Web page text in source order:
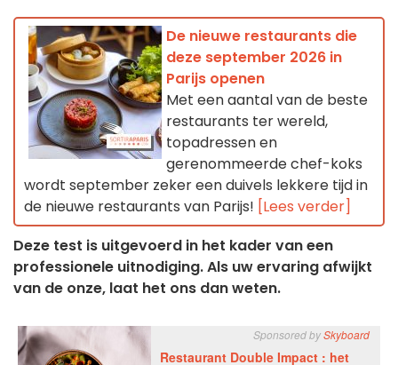
De nieuwe restaurants die
deze september 2026 in
Parijs openen
Met een aantal van de beste
restaurants ter wereld,
topadressen en
gerenommeerde chef-koks
wordt september zeker een duivels lekkere tijd in
de nieuwe restaurants van Parijs! [Lees verder]
Deze test is uitgevoerd in het kader van een
professionele uitnodiging. Als uw ervaring afwijkt
van de onze, laat het ons dan weten.